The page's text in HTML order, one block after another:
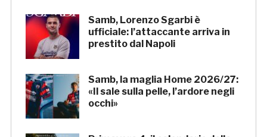
Samb, Lorenzo Sgarbi è
ufficiale: l’attaccante arriva in
prestito dal Napoli
Samb, la maglia Home 2026/27:
«Il sale sulla pelle, l’ardore negli
occhi»